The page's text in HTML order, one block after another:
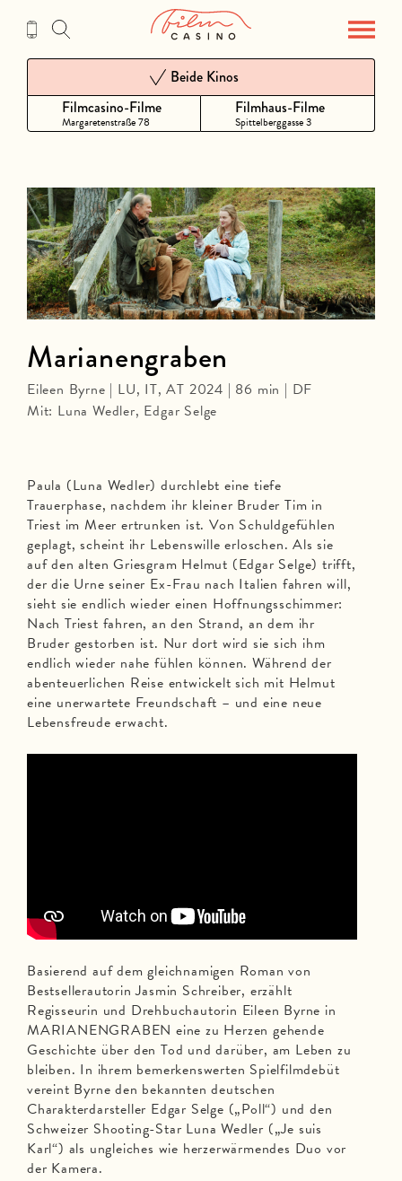
Inhalt
Filmcasino-Filme
Margaretenstraße 78
Beide Kinos
Filmhaus-Filme
Spittelberggasse 3
Paula (Luna Wedler) durchlebt eine tiefe
Trauerphase, nachdem ihr kleiner Bruder Tim in
Triest im Meer ertrunken ist. Von Schuldgefühlen
geplagt, scheint ihr Lebenswille erloschen. Als sie
auf den alten Griesgram Helmut (Edgar Selge) trifft,
der die Urne seiner Ex-Frau nach Italien fahren will,
sieht sie endlich wieder einen Hoffnungsschimmer:
Nach Triest fahren, an den Strand, an dem ihr
Bruder gestorben ist. Nur dort wird sie sich ihm
endlich wieder nahe fühlen können. Während der
abenteuerlichen Reise entwickelt sich mit Helmut
eine unerwartete Freundschaft – und eine neue
Lebensfreude erwacht.
Basierend auf dem gleichnamigen Roman von
Bestsellerautorin Jasmin Schreiber, erzählt
Regisseurin und Drehbuchautorin Eileen Byrne in
MARIANENGRABEN eine zu Herzen gehende
Geschichte über den Tod und darüber, am Leben zu
bleiben. In ihrem bemerkenswerten Spielfilmdebüt
vereint Byrne den bekannten deutschen
Charakterdarsteller Edgar Selge („Poll“) und den
Schweizer Shooting-Star Luna Wedler („Je suis
Karl“) als ungleiches wie herzerwärmendes Duo vor
der Kamera.
Marianengraben
Eileen Byrne | LU, IT, AT 2024 | 86 min | DF
Mit: Luna Wedler, Edgar Selge